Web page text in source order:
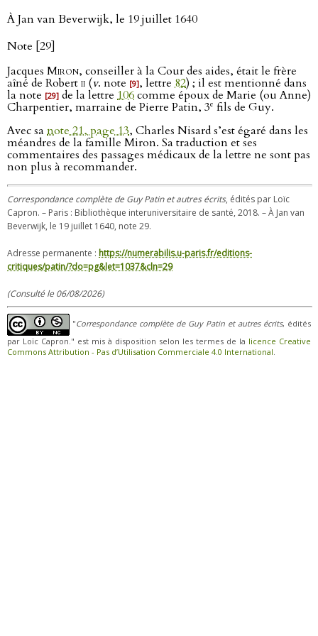
À Jan van Beverwijk, le 19 juillet 1640
Note [29]
Jacques Miron, conseiller à la Cour des aides, était le frère
aîné de Robertii (v. note [9], lettre 82) ; il est mentionné dans
la note [29] de la lettre 106comme époux de Marie (ou Anne)
Charpentier, marraine de Pierre Patin, 3e fils de Guy.
Avec sa note 21, page 13, Charles Nisard s’est égaré dans les
méandres de la famille Miron. Sa traduction et ses
commentaires des passages médicaux de la lettre ne sont pas
non plus à recommander.
Correspondance complète de Guy Patin et autres écrits, édités par Loïc
Capron. – Paris : Bibliothèque interuniversitaire de santé, 2018. – À Jan van
Beverwijk, le 19 juillet 1640, note 29.
Adresse permanente : https://numerabilis.u-paris.fr/editions-
critiques/patin/?do=pg&let=1037&cln=29
(Consulté le 06/08/2026)
"Correspondance complète de Guy Patin et autres écrits, édités
par Loïc Capron." est mis à disposition selon les termes de la licence Creative
Commons Attribution - Pas d’Utilisation Commerciale 4.0 International.